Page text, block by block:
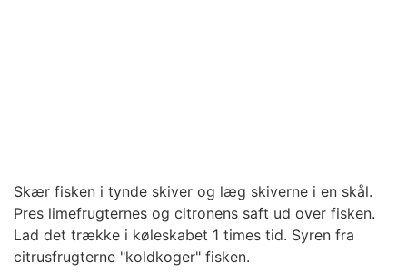
Skær fisken i tynde skiver og læg skiverne i en skål.
Pres limefrugternes og citronens saft ud over fisken.
Lad det trække i køleskabet 1 times tid. Syren fra
citrusfrugterne "koldkoger" fisken.